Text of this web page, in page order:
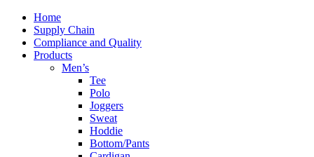
Home
Supply Chain
Compliance and Quality
Products
Men’s
Tee
Polo
Joggers
Sweat
Hoddie
Bottom/Pants